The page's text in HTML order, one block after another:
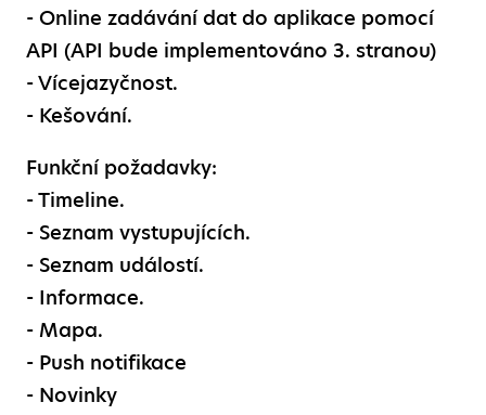
- Online zadávání dat do aplikace pomocí
API (API bude implementováno 3. stranou)
-Vícejazyčnost.
- Kešování.
Funkční požadavky:
-Timeline.
- Seznam vystupujících.
- Seznam událostí.
- Informace.
- Mapa.
- Push notifikace
- Novinky